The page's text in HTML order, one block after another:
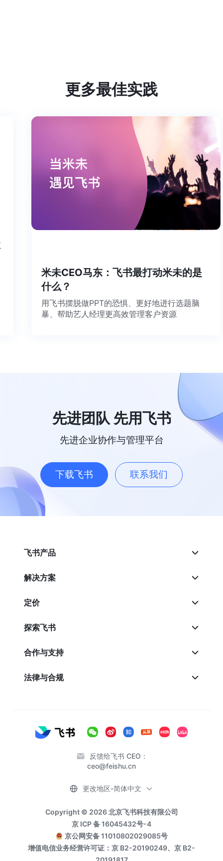
更多最佳实践
工
米未CEO马东：飞书最打动米未的是
什么？
用飞书摆脱做PPT的恐惧、更好地进行选题脑
暴、帮助艺人经理更高效管理客户资源
先进团队 先用飞书
先进企业协作与管理平台
下载飞书 联系我们
飞书产品
解决方案
定价
探索飞书
合作与支持
法律与合规
反馈给飞书 CEO：
ceo@feishu.cn
Copyright © 2026 北京飞书科技有限公司
京 ICP 备 16045432号-4
京公网安备 11010802029085号
增值电信业务经营许可证：京 B2-20190249、京 B2-
更改地区-简体中文